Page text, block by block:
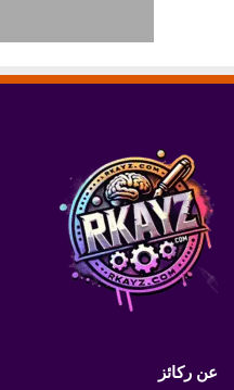
عن ركائز